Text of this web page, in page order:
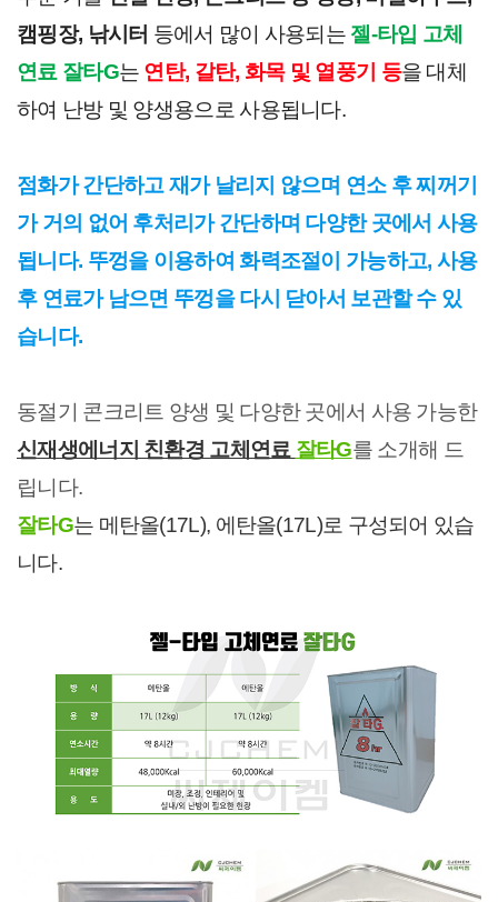
캠핑장, 낚시터 등에서 많이 사용되는 젤-타입 고체
연료 잘타G는 연탄, 갈탄, 화목 및 열풍기 등을 대체
하여 난방 및 양생용으로 사용됩니다.
점화가 간단하고 재가 날리지 않으며 연소 후 찌꺼기
가 거의 없어 후처리가 간단하며 다양한 곳에서 사용
됩니다. 뚜껑을 이용하여 화력조절이 가능하고, 사용
후 연료가 남으면 뚜껑을 다시 닫아서 보관할 수 있
습니다.
동절기 콘크리트 양생 및 다양한 곳에서 사용 가능한
신재생에너지 친환경 고체연료 잘타G를 소개해 드
립니다.
잘타G는 메탄올(17L), 에탄올(17L)로 구성되어 있습
니다.